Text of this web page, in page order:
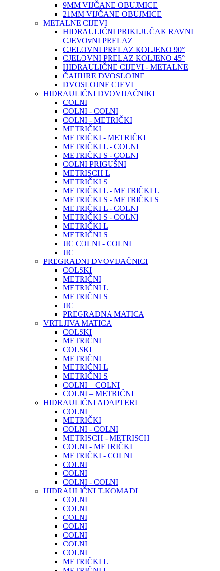
9MM VIJČANE OBUJMICE
21MM VIJČANE OBUJMICE
METALNE CIJEVI
HIDRAULIČNI PRIKLJUČAK RAVNI
CJEVOvNI PRELAZ
CJELOVNI PRELAZ KOLJENO 90°
CJELOVNI PRELAZ KOLJENO 45°
HIDRAULIČNE CIJEVI - METALNE
ČAHURE DVOSLOJNE
DVOSLOJNE CJEVI
HIDRAULIČNI DVOVIJAČNIKI
COLNI
COLNI - COLNI
COLNI - METRIČKI
METRIČKI
METRIČKI - METRIČKI
METRIČKI L - COLNI
METRIČKI S - COLNI
COLNI PRIGUŠNI
METRISCH L
METRIČKI S
METRIČKI L - METRIČKI L
METRIČKI S - METRIČKI S
METRIČKI L - COLNI
METRIČKI S - COLNI
METRIČKI L
METRIČNI S
JIC COLNI - COLNI
JIC
PREGRADNI DVOVIJAČNICI
COLSKI
METRIČNI
METRIČNI L
METRIČNI S
JIC
PREGRADNA MATICA
VRTLJIVA MATICA
COLSKI
METRIČNI
COLSKI
METRIČNI
METRIČNI L
METRIČNI S
COLNI – COLNI
COLNI – METRIČNI
HIDRAULIČNI ADAPTERI
COLNI
METRIČKI
COLNI - COLNI
METRISCH - METRISCH
COLNI - METRIČKI
METRIČKI - COLNI
COLNI
COLNI
COLNI - COLNI
HIDRAULIČNI T-KOMADI
COLNI
COLNI
COLNI
COLNI
COLNI
COLNI
COLNI
METRIČKI L